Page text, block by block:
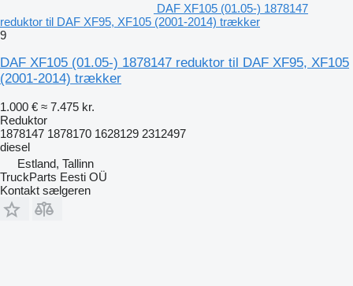
DAF XF105 (01.05-) 1878147
reduktor til DAF XF95, XF105 (2001-2014) trækker
9
DAF XF105 (01.05-) 1878147 reduktor til DAF XF95, XF105
(2001-2014) trækker
1.000 € ≈ 7.475 kr.
Reduktor
1878147 1878170 1628129 2312497
diesel
Estland, Tallinn
TruckParts Eesti OÜ
Kontakt sælgeren